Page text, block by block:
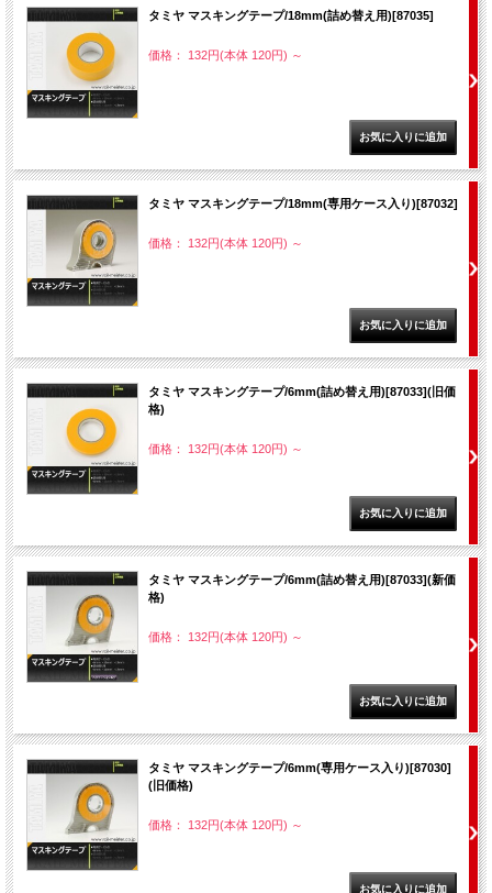
タミヤ マスキングテープ/18mm(詰め替え用)[87035]
価格： 132円(本体 120円) ～
タミヤ マスキングテープ/18mm(専用ケース入り)[87032]
価格： 132円(本体 120円) ～
タミヤ マスキングテープ/6mm(詰め替え用)[87033](旧価
格)
価格： 132円(本体 120円) ～
タミヤ マスキングテープ/6mm(詰め替え用)[87033](新価
格)
価格： 132円(本体 120円) ～
タミヤ マスキングテープ/6mm(専用ケース入り)[87030]
(旧価格)
価格： 132円(本体 120円) ～